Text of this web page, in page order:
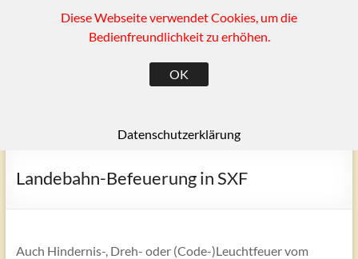
(SK)
Ragow und Umgebung
Landebahn-Befeuerung in SXF
Auch Hindernis-, Dreh- oder (Code-)Leuchtfeuer vom
Diese Webseite verwendet Cookies, um die
Bedienfreundlichkeit zu erhöhen.
OK
Datenschutzerklärung